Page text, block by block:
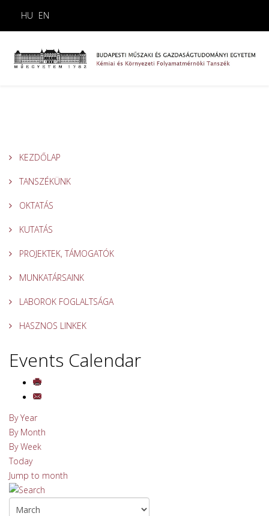
HU EN
KEZDŐLAP
TANSZÉKÜNK
OKTATÁS
KUTATÁS
PROJEKTEK, TÁMOGATÓK
MUNKATÁRSAINK
LABOROK FOGLALTSÁGA
HASZNOS LINKEK
Events Calendar
By Year
By Month
By Week
Today
Jump to month